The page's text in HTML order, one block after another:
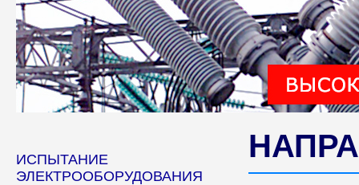
ИСПЫТАНИЕ
ЭЛЕКТРООБОРУДОВАНИЯ